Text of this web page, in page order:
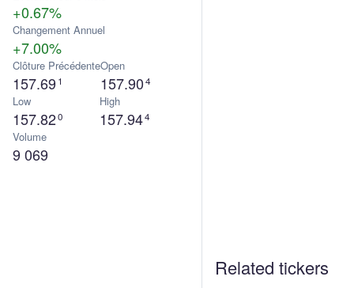
+0.67%
Changement Annuel
+7.00%
Clôture Précédente
157.691
Open
157.90 4
Low
157.820
High
157.944
Volume
9 069
Related tickers